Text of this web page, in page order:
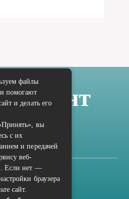
Ремонт
сайта
файлы
помогают
и делать его
вы
с их
и передачей
веб-
Если нет —
браузера
сайт.